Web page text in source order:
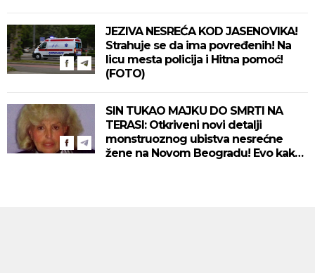
JEZIVA NESREĆA KOD JASENOVIKA!
Strahuje se da ima povređenih! Na
licu mesta policija i Hitna pomoć!
(FOTO)
SIN TUKAO MAJKU DO SMRTI NA
TERASI: Otkriveni novi detalji
monstruoznog ubistva nesrećne
žene na Novom Beogradu! Evo kako